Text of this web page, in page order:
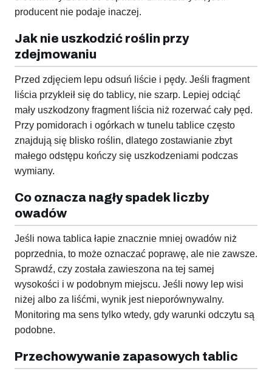
producent nie podaje inaczej.
Jak nie uszkodzić roślin przy
zdejmowaniu
Przed zdjęciem lepu odsuń liście i pędy. Jeśli fragment
liścia przykleił się do tablicy, nie szarp. Lepiej odciąć
mały uszkodzony fragment liścia niż rozerwać cały pęd.
Przy pomidorach i ogórkach w tunelu tablice często
znajdują się blisko roślin, dlatego zostawianie zbyt
małego odstępu kończy się uszkodzeniami podczas
wymiany.
Co oznacza nagły spadek liczby
owadów
Jeśli nowa tablica łapie znacznie mniej owadów niż
poprzednia, to może oznaczać poprawę, ale nie zawsze.
Sprawdź, czy została zawieszona na tej samej
wysokości i w podobnym miejscu. Jeśli nowy lep wisi
niżej albo za liśćmi, wynik jest nieporównywalny.
Monitoring ma sens tylko wtedy, gdy warunki odczytu są
podobne.
Przechowywanie zapasowych tablic